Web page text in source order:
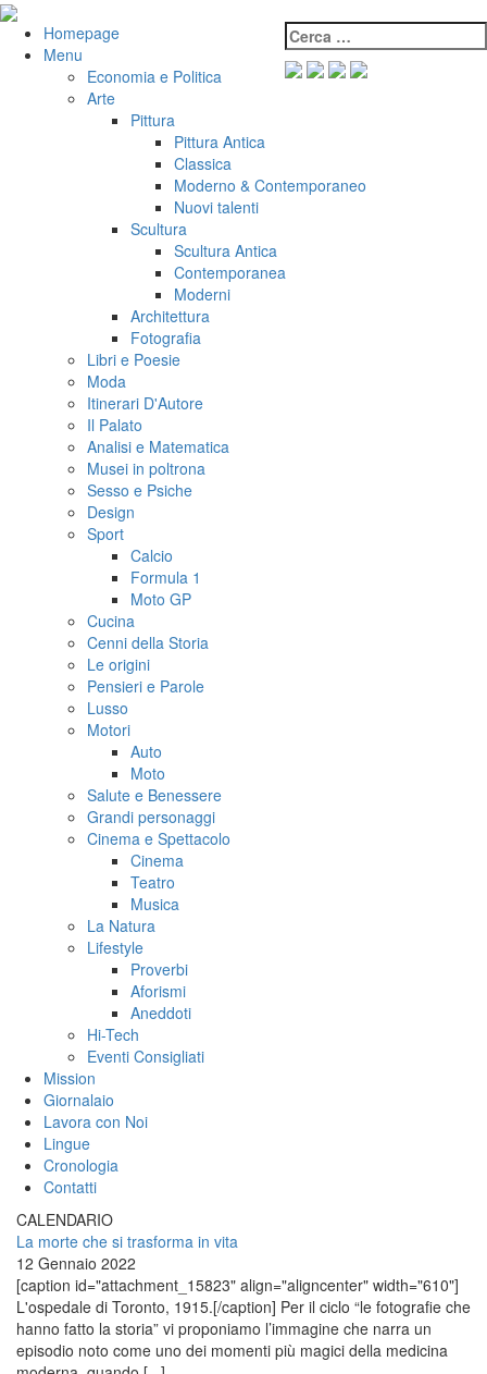
Salta
contenuto
VeniVidiVici Cerca:
Homepage
Menu
Economia e Politica
Arte
Pittura
Pittura Antica
Classica
Moderno & Contemporaneo
Nuovi talenti
Scultura
Scultura Antica
Contemporanea
Moderni
Architettura
Fotografia
Libri e Poesie
Moda
Itinerari D'Autore
Il Palato
Analisi e Matematica
Musei in poltrona
Sesso e Psiche
Design
Sport
Calcio
Formula 1
Moto GP
Cucina
Cenni della Storia
Le origini
Pensieri e Parole
Lusso
Motori
Auto
Moto
Salute e Benessere
Grandi personaggi
Cinema e Spettacolo
Cinema
Teatro
Musica
La Natura
Lifestyle
Proverbi
Aforismi
Aneddoti
Hi-Tech
Eventi Consigliati
Mission
Giornalaio
Lavora con Noi
Lingue
Cronologia
Contatti
CALENDARIO
La morte che si trasforma in vita
12 Gennaio 2022
[caption id="attachment_15823" align="aligncenter" width="610"]
L'ospedale di Toronto, 1915.[/caption] Per il ciclo “le fotografie che
hanno fatto la storia” vi proponiamo l’immagine che narra un
episodio noto come uno dei momenti più magici della medicina